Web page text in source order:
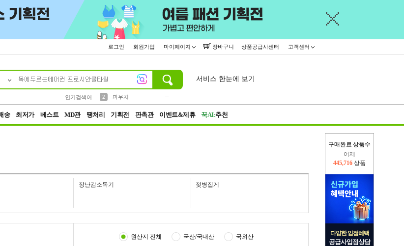
로그인 회원가입 마이페이지 장바구니 상품공급사센터 고객센터
인기검색어
2
파우치
서비스 한눈에 보기
송 최저가 베스트 MD관 땡처리 기획전 판촉관 이벤트&제휴 꾹AI:추천
구매완료 상품수
어제
445,716 상품
오늘(현재)
다양한 입점혜택
공급사입점상담
장난감소독기 젖병집게
원산지 전체 국산/국내산 국외산